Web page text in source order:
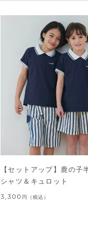
【セットアップ】鹿の子
シャツ＆キュロット
3,300 円 （税込）